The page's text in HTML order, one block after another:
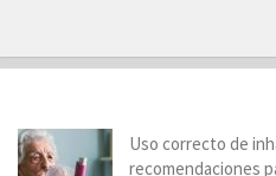
Uso correcto de
recomendaciones